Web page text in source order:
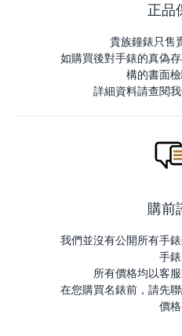
正品
貴族鐘錶只售
如購買後對手錶的真偽
構的書面檢
詳細資料請查閱
購前
我們並沒有公開所有手
手錶
所有價格均以客服
在您購買名錶前，請先
價格